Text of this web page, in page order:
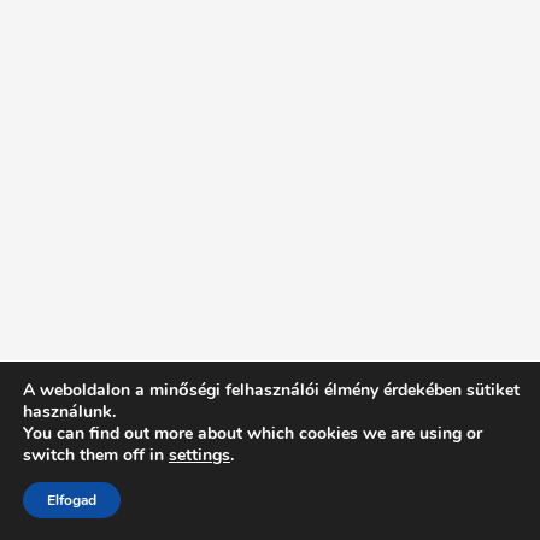
Intentionally Blank - Proudly powered by WordPress
A weboldalon a minőségi felhasználói élmény érdekében sütiket
használunk.
You can find out more about which cookies we are using or
switch them off in settings.
Elfogad